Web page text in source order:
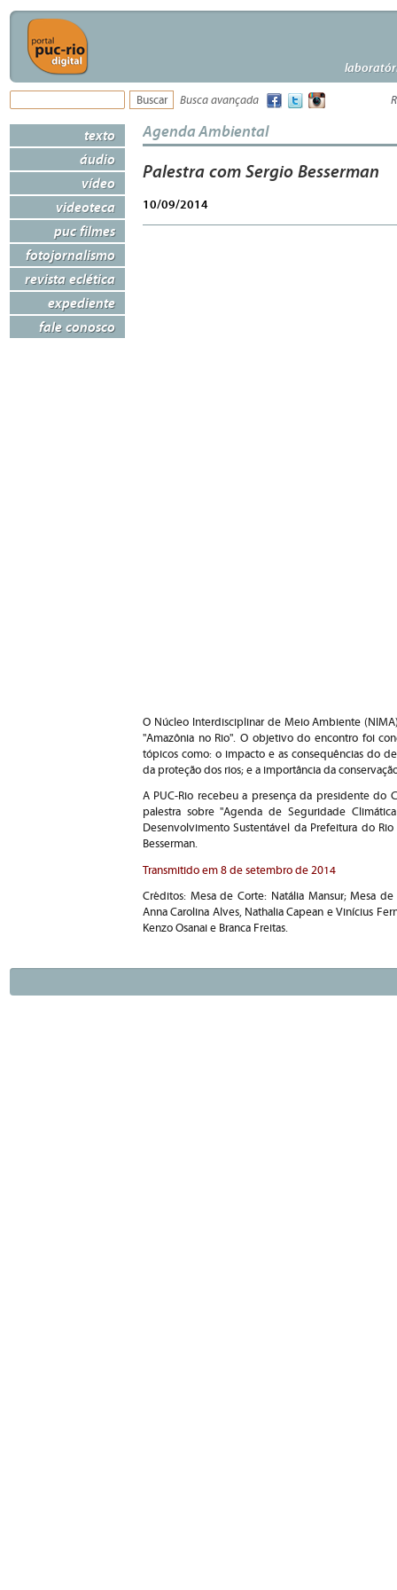
Busca avançada
texto
áudio
vídeo
videoteca
puc filmes
fotojornalismo
revista eclética
expediente
fale conosco
Agenda Ambiental
Palestra com Sergio Besserman
10/09/2014
O Núcleo Interdisciplinar de Meio Ambiente
"Amazônia no Rio". O objetivo do encontro foi
tópicos como: o impacto e as consequências do
da proteção dos rios; e a importância da
A PUC-Rio recebeu a presença da presidente do
palestra sobre "Agenda de Seguridade
Desenvolvimento Sustentável da Prefeitura do
Besserman.
Transmitido em 8 de setembro de 2014
Créditos: Mesa de Corte: Natália Mansur; Mesa
Anna Carolina Alves, Nathalia Capean e Vinícius
Kenzo Osanai e Branca Freitas.